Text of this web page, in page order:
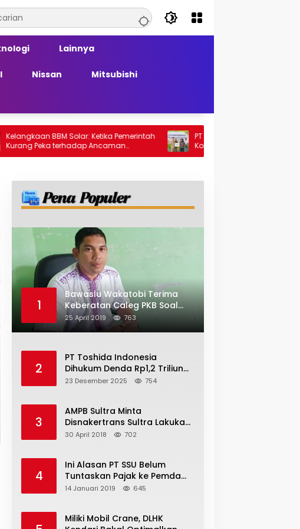
Lainnya
Nissan Mitsubishi
BBM Solar: Ketika Pemerintah
terhadap Ancaman
PT Generasi Agung Perkasa Buktikan
Komitmen Sosial, Salurkan PPM Rp859,4
Juta untuk Masyarakat Lingkar
1
Bawaslu Wakatobi Terima
Keberatan Caleg PKB Soal
Penggelembungan Suara
25 April 2019 763
2
PT Toshida Indonesia
Dihukum Denda Rp1,2 Triliun
atas Aktivitas Tambang
23 Desember 2025 754
3
AMPB Sultra Minta
Disnakertrans Sultra Lakukan
Sweeping TKA
30 April 2018 702
4
Ini Alasan PT SSU Belum
Tuntaskan Pajak ke Pemda
Bombana Sebesar Rp8 Miliar
14 Januari 2019 645
Miliki Mobil Crane, DLHK